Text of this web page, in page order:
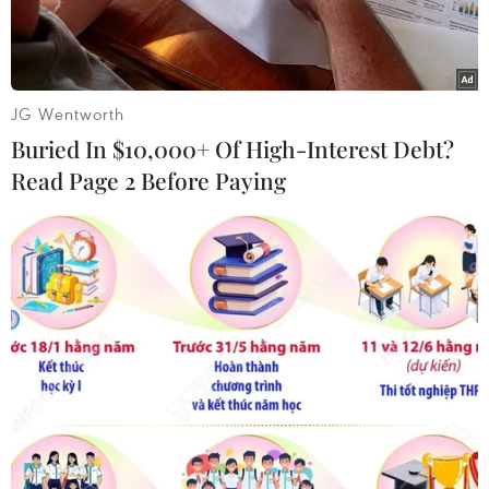
Lực lượng cứu hộ tìm kiếm người mất tích sau vụ chìm tàu.
(Nguồn: AFP/TTXVN)
Theo phóng viên TTXVN tại Nam Mỹ, ngày 26/6,
lực lượng chức năng Colombia thông báo nối lại
hoạt động tìm kiếm 16 du khách hiện vẫn mất
tích sau vụ chìm tàu ngày 25/6 tại đập ở hồ El
Penol, thuộc bang Tây Bắc Antioquia nước này
JG Wentworth
Buried In $10,000+ Of High-Interest Debt?
Read Page 2 Before Paying